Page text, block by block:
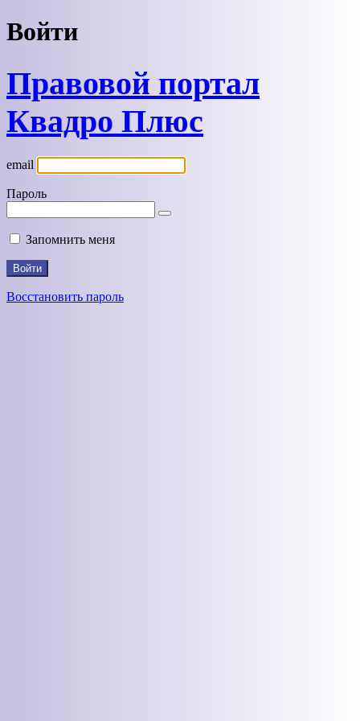
Войти
Правовой портал
Квадро Плюс
email
Пароль
Запомнить меня
Восстановить пароль